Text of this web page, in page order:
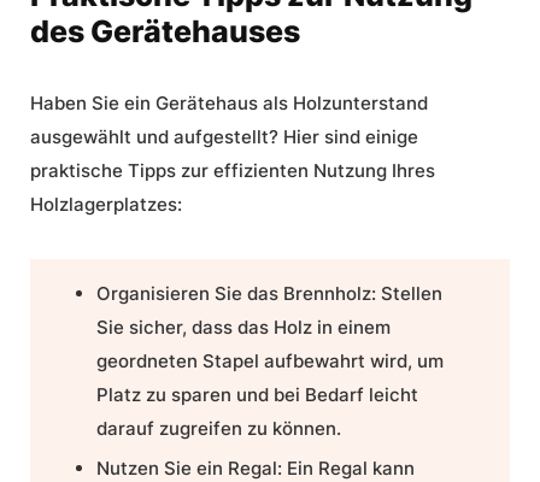
des Gerätehauses
Haben Sie ein Gerätehaus als Holzunterstand
ausgewählt und aufgestellt? Hier sind einige
praktische Tipps zur effizienten Nutzung Ihres
Holzlagerplatzes:
Organisieren Sie das Brennholz: Stellen
Sie sicher, dass das Holz in einem
geordneten Stapel aufbewahrt wird, um
Platz zu sparen und bei Bedarf leicht
darauf zugreifen zu können.
Nutzen Sie ein Regal: Ein Regal kann